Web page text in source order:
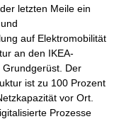
letzten Meile ein
auf Elektromobilität
an den IKEA-
Der
ist zu 100 Prozent
vor Ort.
Prozesse